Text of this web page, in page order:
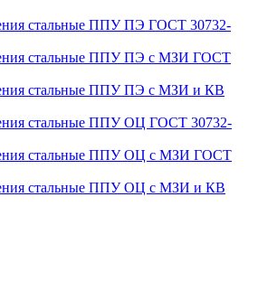
стальные ППУ ПЭ ГОСТ 30732-
стальные ППУ ПЭ с МЗИ ГОСТ
стальные ППУ ПЭ с МЗИ и КВ
стальные ППУ ОЦ ГОСТ 30732-
стальные ППУ ОЦ с МЗИ ГОСТ
стальные ППУ ОЦ с МЗИ и КВ